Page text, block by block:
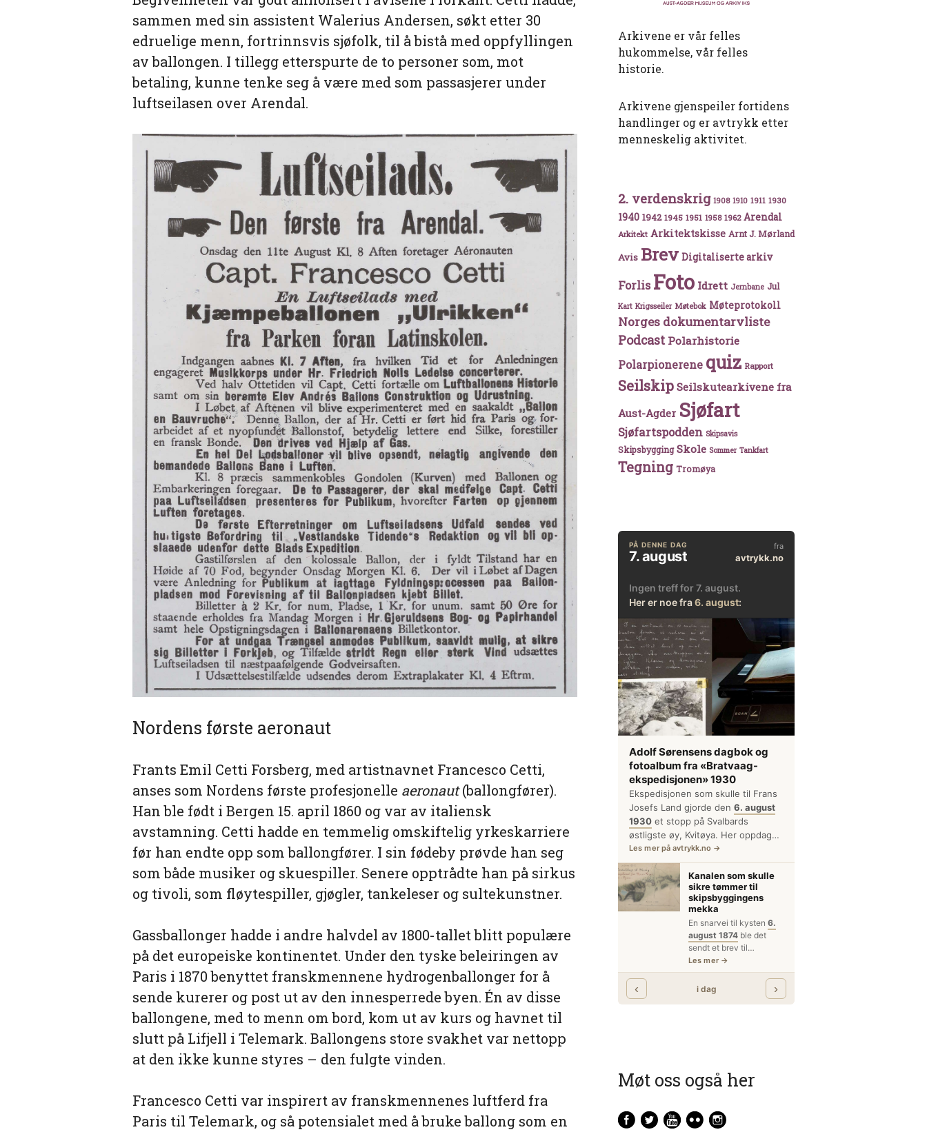
sammen med sin assistent Walerius Andersen, søkt etter 30
edruelige menn, fortrinnsvis sjøfolk, til å bistå med oppfyllingen
av ballongen. I tillegg etterspurte de to personer som, mot
betaling, kunne tenke seg å være med som passasjerer under
luftseilasen over Arendal.
Nordens første aeronaut
Frants Emil Cetti Forsberg, med artistnavnet Francesco Cetti,
anses som Nordens første profesjonelle aeronaut(ballongfører).
Han ble født i Bergen 15. april 1860 og var av italiensk
avstamning. Cetti hadde en temmelig omskiftelig yrkeskarriere
før han endte opp som ballongfører. I sin fødeby prøvde han seg
som både musiker og skuespiller. Senere opptrådte han på sirkus
og tivoli, som fløytespiller, gjøgler, tankeleser og sultekunstner.
Gassballonger hadde i andre halvdel av 1800-tallet blitt populære
på det europeiske kontinentet. Under den tyske beleiringen av
Paris i 1870 benyttet franskmennene hydrogenballonger for å
sende kurerer og post ut av den innesperrede byen. Én av disse
ballongene, med to menn om bord, kom ut av kurs og havnet til
slutt på Lifjell i Telemark. Ballongens store svakhet var nettopp
at den ikke kunne styres – den fulgte vinden.
Francesco Cetti var inspirert av franskmennenes luftferd fra
Paris til Telemark, og så potensialet med å bruke ballong som en
Arkivene er vår felles
hukommelse, vår felles
historie.
Arkivene gjenspeiler fortidens
handlinger og er avtrykk etter
menneskelig aktivitet.
2. verdenskrig 1908 1910 1911 1930
1940 1942 1945 1951 1958 1962 Arendal
Arkitekt Arkitektskisse Arnt J. Mørland
Avis Brev Digitaliserte arkiv
Forlis Foto Idrett Jernbane Jul
Kart Krigsseiler Møtebok Møteprotokoll
Norges dokumentarvliste
Podcast Polarhistorie
Polarpionerene quiz Rapport
Seilskip Seilskutearkivene fra
Aust-Agder Sjøfart
Sjøfartspodden Skipsavis
Skipsbygging Skole Sommer Tankfart
Tegning Tromøya
Møt oss også her